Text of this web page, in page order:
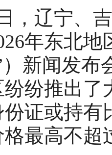
辽宁、吉
年东北
新闻发
纷推出了
证或持有
最高不超